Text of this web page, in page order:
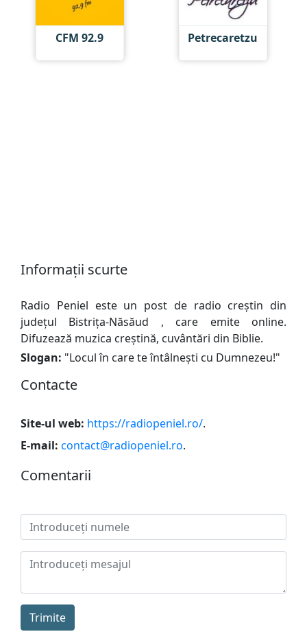
CFM 92.9 Petrecaretzu
Informații scurte
Radio Peniel este un post de radio creștin din
județul Bistriţa-Năsăud , care emite online.
Difuzează muzica creștină, сuvântări din Biblie.
Slogan: "Locul în care te întâlnești cu Dumnezeu!"
Сontacte
Site-ul web: https://radiopeniel.ro/.
E-mail: contact@radiopeniel.ro.
Сomentarii
Trimite